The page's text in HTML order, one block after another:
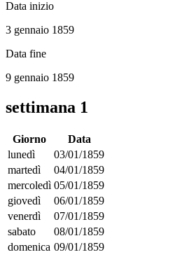
Data inizio
3 gennaio 1859
Data fine
9 gennaio 1859
settimana 1
Giorno
Data
lunedì
03/01/1859
martedì
04/01/1859
mercoledì 05/01/1859
giovedì
06/01/1859
venerdì
07/01/1859
sabato
08/01/1859
domenica 09/01/1859